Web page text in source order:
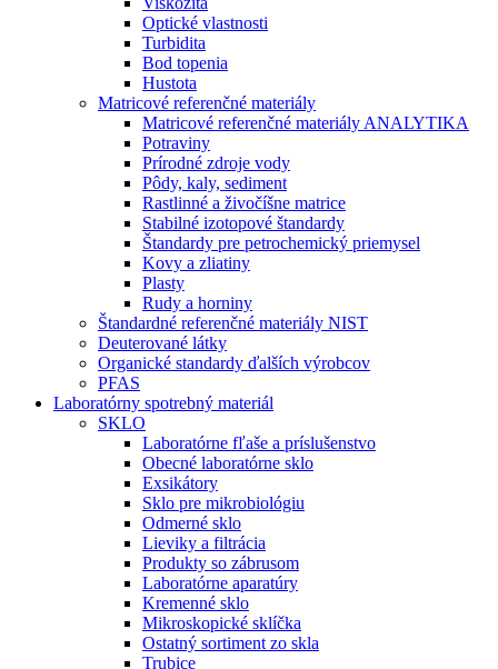
Optické vlastnosti
Turbidita
Bod topenia
Hustota
Matricové referenčné materiály
Matricové referenčné materiály ANALYTIKA
Potraviny
Prírodné zdroje vody
Pôdy, kaly, sediment
Rastlinné a živočíšne matrice
Stabilné izotopové štandardy
Štandardy pre petrochemický priemysel
Kovy a zliatiny
Plasty
Rudy a horniny
Štandardné referenčné materiály NIST
Deuterované látky
Organické standardy ďalších výrobcov
PFAS
Laboratórny spotrebný materiál
SKLO
Laboratórne fľaše a príslušenstvo
Obecné laboratórne sklo
Exsikátory
Sklo pre mikrobiológiu
Odmerné sklo
Lieviky a filtrácia
Produkty so zábrusom
Laboratórne aparatúry
Kremenné sklo
Mikroskopické sklíčka
Ostatný sortiment zo skla
Trubice